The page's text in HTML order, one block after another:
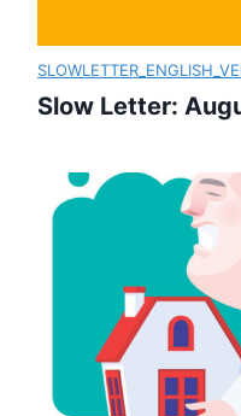
Slow Letter: